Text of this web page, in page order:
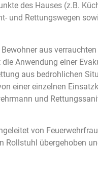
des Hauses (z.B.
und Rettungswegen
aus
Anwendung einer
aus bedrohlichen
einer einzelnen
und
von
Rollstuhl übergehoben